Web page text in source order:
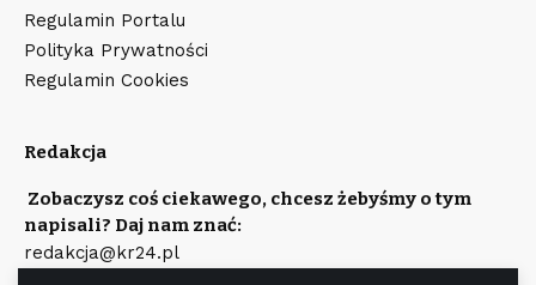
Regulamin Portalu
Polityka Prywatności
Regulamin Cookies
Redakcja
Zobaczysz coś ciekawego, chcesz żebyśmy o tym
napisali? Daj nam znać:
redakcja@kr24.pl